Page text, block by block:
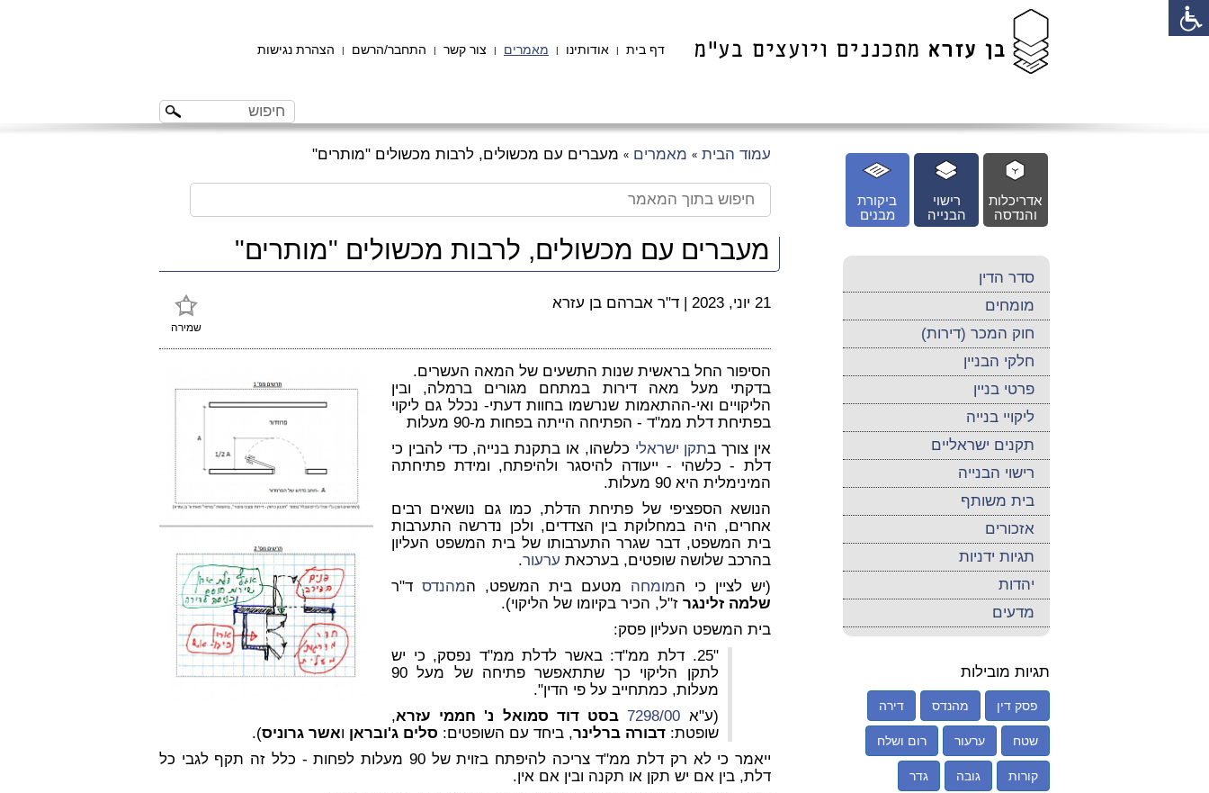
דף בית | אודותינו | מאמרים | צור קשר | התחבר/הרשם | הצהרת נגישות
עמוד הבית » מאמרים » מעברים עם מכשולים, לרבות מכשולים "מותרים"
מעברים עם מכשולים, לרבות מכשולים "מותרים"
שמירה
21 יוני, 2023 | ד"ר אברהם בן עזרא
הסיפור החל בראשית שנות התשעים של המאה העשרים.
בדקתי מעל מאה דירות במתחם מגורים ברמלה, ובין
הליקויים ואי-ההתאמות שנרשמו בחוות דעתי- נכלל גם ליקוי
בפתיחת דלת ממ"ד - הפתיחה הייתה בפחות מ-90 מעלות
אין צורך בתקן ישראלי כלשהו, או בתקנת בנייה, כדי להבין כי
דלת - כלשהי - ייעודה להיסגר ולהיפתח, ומידת פתיחתה
המינימלית היא 90 מעלות.
הנושא הספציפי של פתיחת הדלת, כמו גם נושאים רבים
אחרים, היה במחלוקת בין הצדדים, ולכן נדרשה התערבות
בית המשפט, דבר שגרר התערבותו של בית המשפט העליון
בהרכב שלושה שופטים, בערכאת ערעור.
(יש לציין כי המומחה מטעם בית המשפט, המהנדס ד"ר
שלמה זלינגר ז"ל, הכיר בקיומו של הליקוי).
בית המשפט העליון פסק:
"25. דלת ממ"ד: באשר לדלת ממ"ד נפסק, כי יש
לתקן הליקוי כך שתתאפשר פתיחה של מעל 90
מעלות, כמתחייב על פי הדין".
(ע"א 7298/00 בסט דוד סמואל נ' חממי עזרא,
שופטת:דבורה ברלינר, ביחד עם השופטים: סלים ג'ובראן ואשר גרוניס).
ייאמר כי לא רק דלת ממ"ד צריכה להיפתח בזוית של 90 מעלות לפחות - כלל זה תקף לגבי
כל
דלת, בין אם יש תקן או תקנה ובין אם אין.
ביקורת
מבנים
רישוי
הבנייה
אדריכלות
והנדסה
סדר הדין
מומחים
חוק המכר (דירות)
חלקי הבניין
פרטי בניין
ליקויי בנייה
תקנים ישראליים
רישוי הבנייה
בית משותף
אזכורים
תגיות ידניות
יהדות
מדעים
תגיות מובילות
פסק דין מהנדס דירה
שטח ערעור רום ושלח
קורות גובה גדר